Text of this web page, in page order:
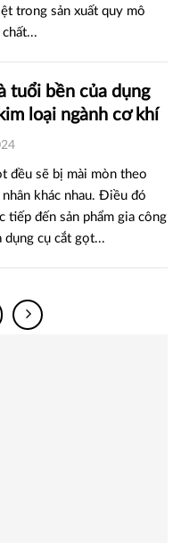
trong sản xuất quy mô
tuổi bền của dụng
loại ngành cơ khí
đều sẽ bị mài mòn theo
khác nhau. Điều đó
tiếp đến sản phẩm gia công
dụng cụ cắt gọt...